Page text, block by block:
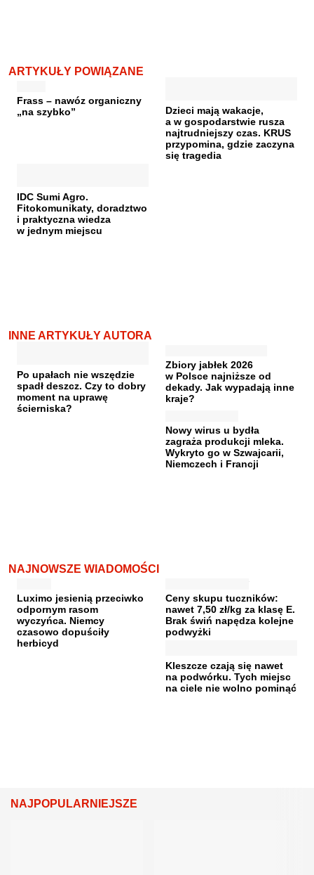
ARTYKUŁY POWIĄZANE
Frass – nawóz organiczny
„na szybko”
Dzieci mają wakacje,
a w gospodarstwie rusza
najtrudniejszy czas. KRUS
przypomina, gdzie zaczyna
się tragedia
IDC Sumi Agro.
Fitokomunikaty, doradztwo
i praktyczna wiedza
w jednym miejscu
INNE ARTYKUŁY AUTORA
Po upałach nie wszędzie
spadł deszcz. Czy to dobry
moment na uprawę
ścierniska?
Zbiory jabłek 2026
w Polsce najniższe od
dekady. Jak wypadają inne
kraje?
Nowy wirus u bydła
zagraża produkcji mleka.
Wykryto go w Szwajcarii,
Niemczech i Francji
NAJNOWSZE WIADOMOŚCI
Luximo jesienią przeciwko
odpornym rasom
wyczyńca. Niemcy
czasowo dopuściły
herbicyd
Ceny skupu tuczników:
nawet 7,50 zł/kg za klasę E.
Brak świń napędza kolejne
podwyżki
Kleszcze czają się nawet
na podwórku. Tych miejsc
na ciele nie wolno pominąć
NAJPOPULARNIEJSZE